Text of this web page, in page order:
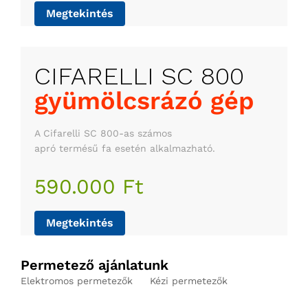
Megtekintés
gyümölcsrázó gép
A Cifarelli SC 800-as számos
apró termésű fa esetén alkalmazható.
590.000 Ft
Megtekintés
Permetező ajánlatunk
Elektromos permetezők
Kézi permetezők